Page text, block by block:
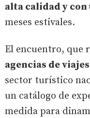
alta calidad y
meses estivales.
El encuentro, que
agencias de viajes
sector turístico
un catálogo de
medida para